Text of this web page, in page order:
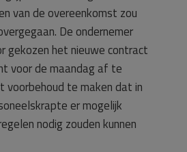
van de overeenkomst zou
De ondernemer
gekozen het nieuwe contract
voor de maandag af te
voorbehoud te maken dat in
er mogelijk
nodig zouden kunnen